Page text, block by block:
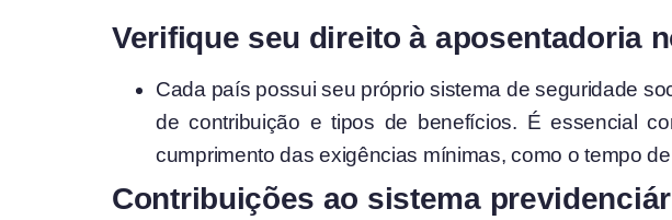
Verifique seu direito à aposentadoria
Cada país possui seu próprio sistema de seguridade
de contribuição e tipos de benefícios. É essencial
cumprimento das exigências mínimas, como o tempo
Contribuições ao sistema